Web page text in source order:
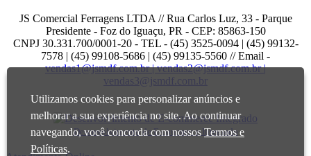
JS Comercial Ferragens LTDA // Rua Carlos Luz, 33 - Parque
Presidente - Foz do Iguaçu, PR - CEP: 85863-150
CNPJ 30.331.700/0001-20 - TEL - (45) 3525-0094 | (45) 99132-
7578 | (45) 99108-5686 | (45) 99135-5560 // Email -
vendas1@jsmdf.com.br | vendas2@jsmdf.com.br |
vendas3@jsmdf.com.br
Desenvolvimento de E-commerce Integrado
Utilizamos cookies para personalizar anúncios e
melhorar a sua experiência no site. Ao continuar
navegando, você concorda com nossos Termos e
Políticas.